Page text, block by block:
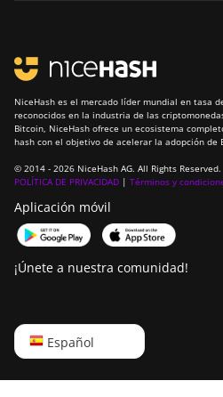
NiceHash es el mercado líder mundial en tasa
reconocidos en la industria de las
Bitcoin, NiceHash ofrece un ecosistema
hash con el objetivo de acelerar la adopción de
© 2014 - 2026 NiceHash AG. All Rights Reserved.
POLÍTICA DE PRIVACIDAD | Términos y
Aplicación móvil
¡Únete a nuestra comunidad!
Español
English